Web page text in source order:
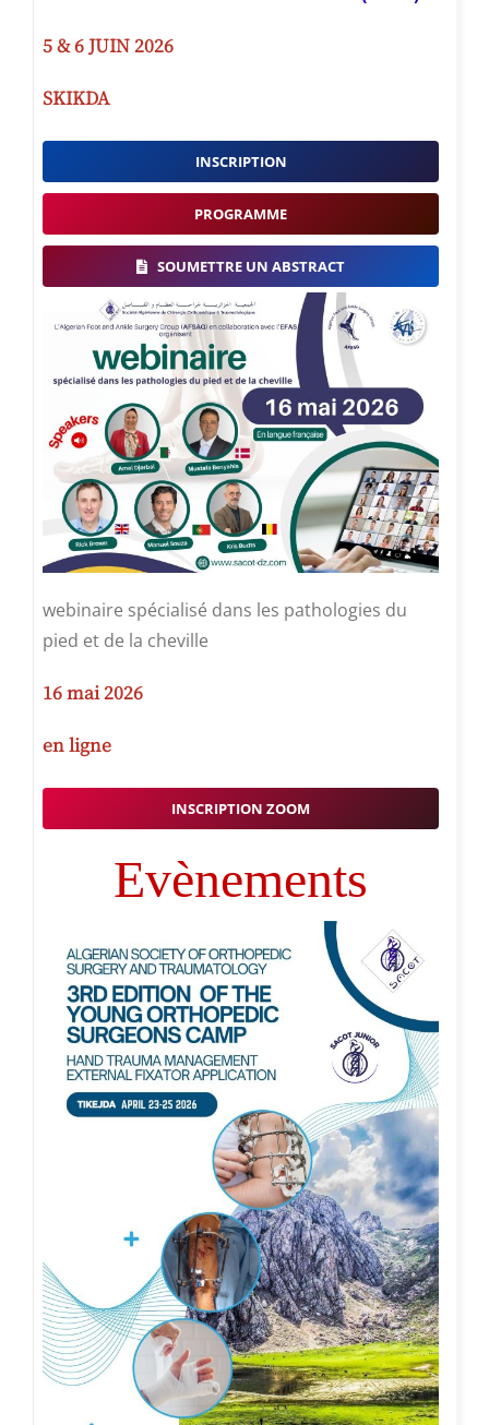
5 & 6 JUIN 2026
SKIKDA
INSCRIPTION
PROGRAMME
SOUMETTRE UN ABSTRACT
webinaire spécialisé dans les pathologies du
pied et de la cheville
16 mai 2026
en ligne
INSCRIPTION ZOOM
Evènements